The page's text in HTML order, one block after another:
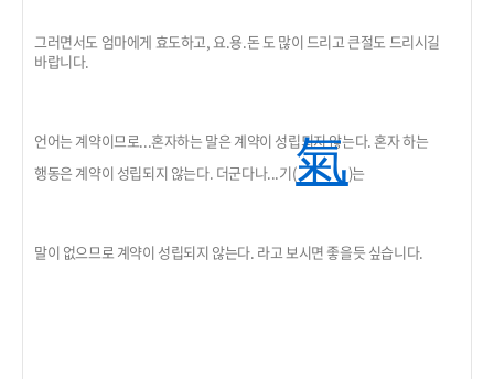
그러면서도 엄마에게 효도하고, 요.용.돈 도 많이 드리고 큰절도 드리시길
바랍니다.
언어는 계약이므로...혼자하는 말은 계약이 성립되지 않는다. 혼자 하는
행동은 계약이 성립되지 않는다. 더군다나...기(氣)는
말이 없으므로 계약이 성립되지 않는다. 라고 보시면 좋을듯 싶습니다.